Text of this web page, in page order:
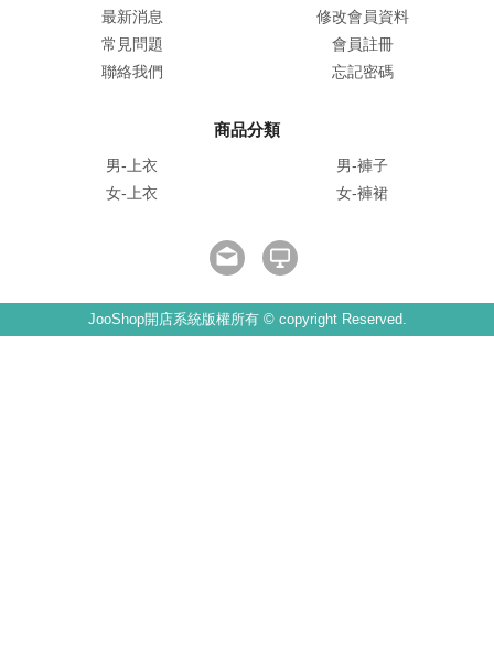
最新消息
常見問題
聯絡我們
修改會員資料
會員註冊
忘記密碼
商品分類
男-上衣
男-褲子
女-上衣
女-褲裙
JooShop開店系統版權所有 © copyright Reserved.